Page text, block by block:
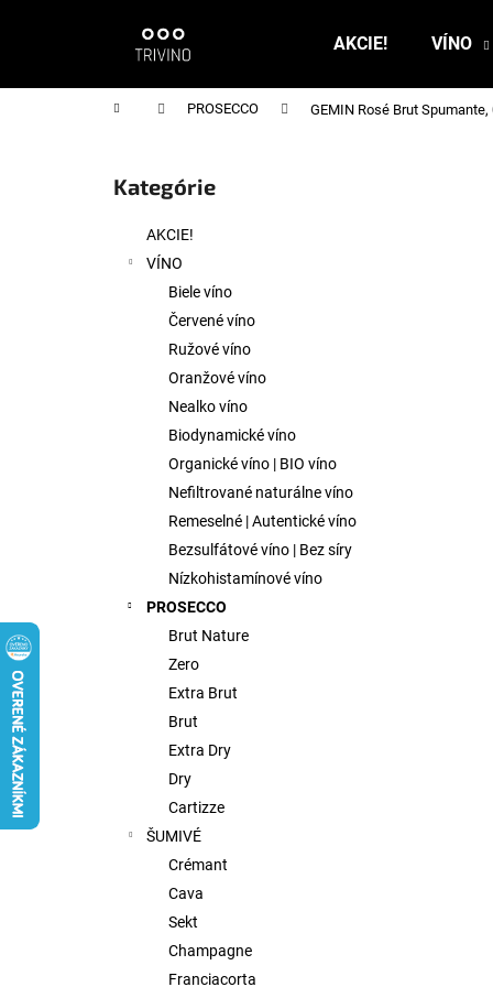
AKCIE! VÍNO
Domov PROSECCO GEMIN Rosé Brut Spumante,
Preskočiť
kategórie
Kategórie
AKCIE!
VÍNO
Biele víno
Červené víno
Ružové víno
Oranžové víno
Nealko víno
Biodynamické víno
Organické víno | BIO víno
Nefiltrované naturálne víno
Remeselné | Autentické víno
Bezsulfátové víno | Bez síry
Nízkohistamínové víno
PROSECCO
Brut Nature
Zero
Extra Brut
Brut
Extra Dry
Dry
Cartizze
ŠUMIVÉ
Crémant
Cava
Sekt
Champagne
Franciacorta
í
do
do
FISH WIVES CLUB OCTAVIAS SINFULL
SECRET CHENIN BLANC, 0,75L